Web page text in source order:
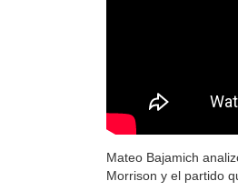
Mateo Bajamich
Morrison y el partido